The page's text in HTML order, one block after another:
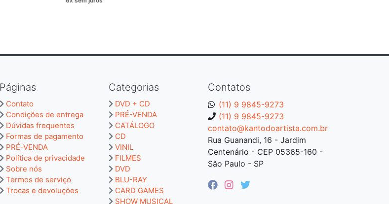
Contatos
(11) 9 9845-9273
(11) 9 9845-9273
contato@kantodoartista.com.br
Rua Guanandi, 16 - Jardim
Centenário - CEP 05365-160 -
São Paulo - SP
Páginas
Contato
Condições de entrega
Dúvidas frequentes
Formas de pagamento
PRÉ-VENDA
Política de privacidade
Sobre nós
Termos de serviço
Trocas e devoluções
Categorias
DVD + CD
PRÉ-VENDA
CATÁLOGO
CD
VINIL
FILMES
DVD
BLU-RAY
CARD GAMES
SHOW MUSICAL